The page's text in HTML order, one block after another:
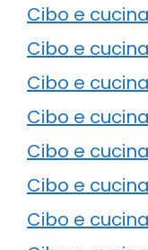
Cibo e
Cibo e
Cibo e
Cibo e
Cibo e
Cibo e
Cibo e